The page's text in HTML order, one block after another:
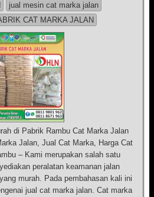
jual mesin cat marka jalan
CAT MARKA JALAN
di Pabrik Rambu Cat Marka Jalan
Jalan, Jual Cat Marka, Harga Cat
– Kami merupakan salah satu
peralatan keamanan jalan
murah. Pada pembahasan kali ini
jual cat marka jalan. Cat marka